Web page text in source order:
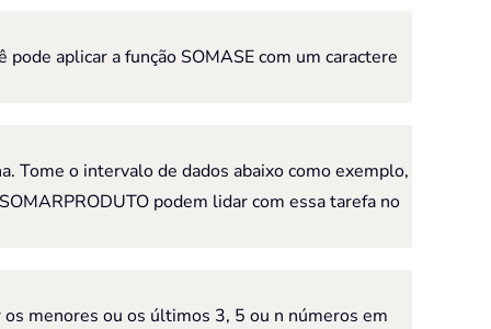
aplicar a função SOMASE com um caractere
Tome o intervalo de dados abaixo como exemplo,
podem lidar com essa tarefa no
menores ou os últimos 3, 5 ou n números em